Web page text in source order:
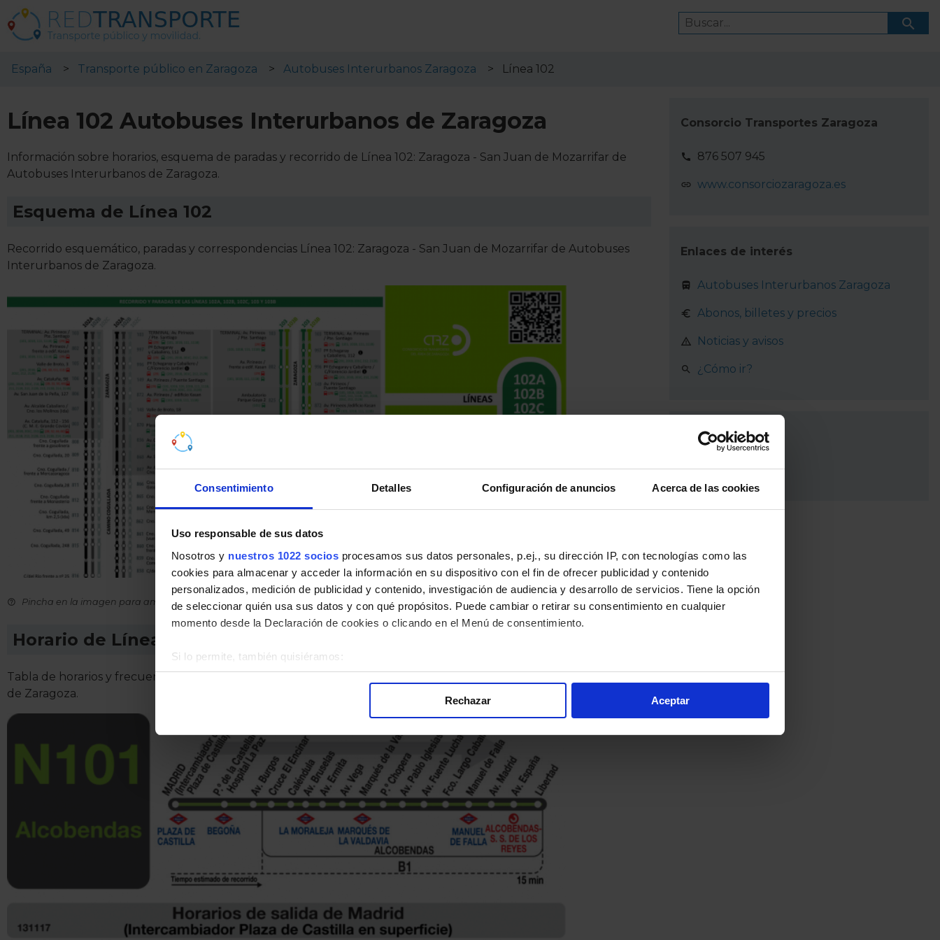
Consentimiento Detalles Configuración de anuncios Acerca de las cookies
Uso responsable de sus datos
Nosotros y nuestros 1022 socios procesamos sus datos personales, p.ej., su dirección IP, con tecnologías como las
cookies para almacenar y acceder la información en su dispositivo con el fin de ofrecer publicidad y contenido
personalizados, medición de publicidad y contenido, investigación de audiencia y desarrollo de servicios. Tiene la opción
de seleccionar quién usa sus datos y con qué propósitos. Puede cambiar o retirar su consentimiento en cualquier
momento desde la Declaración de cookies o clicando en el Menú de consentimiento.
Si lo permite, también quisiéramos:
Recopilar información sobre su ubicación geográfica que puede tener una precisión de varios metros
La publicidad digital personalizada, basada en la información recogida mediante cookies o tecnologías similares (como,
por ejemplo, la dirección IP, los identificadores de cookies o páginas visitadas), nos permite financiar nuestra actividad
para mantener activa esta página web sin coste para nuestros usuarios. Pulsando el botón
navegación aceptando la instalación de todas las cookies, ya sean nuestras o de nuestros socios, que nos permiten tanto
el seguimiento y análisis de tu comportamiento dentro del sitio web, así como desarrollar un perfil específico para
mostrarte publicidad y contenido personalizado en función del mismo. Tienes también la opción de continuar pulsando la
en cuyo caso no se instalará ninguna cookie salvo las estrictamente necesarias para el normal
funcionamiento del sitio web. En la sección
puedes consultar más información, modificar tus
Rechazar Aceptar
España Transporte público en Zaragoza Autobuses Interurbanos Zaragoza Línea 102
Línea 102 Autobuses Interurbanos de Zaragoza
Información sobre horarios, esquema de paradas y recorrido de Línea 102: Zaragoza - San Juan de Mozarrifar de
Autobuses Interurbanos de Zaragoza.
Esquema de Línea 102
Recorrido esquemático, paradas y correspondencias Línea 102: Zaragoza - San Juan de Mozarrifar de Autobuses
Interurbanos de Zaragoza.
Pincha en la imagen para ampliarla a pantalla completa.
Horario de Línea 102
Tabla de horarios y frecuencias de paso Línea 102: Zaragoza - San Juan de Mozarrifar de Autobuses Interurbanos
de Zaragoza.
Consorcio Transportes Zaragoza
876 507 945
www.consorciozaragoza.es
Enlaces de interés
Autobuses Interurbanos Zaragoza
Abonos, billetes y precios
Noticias y avisos
¿Cómo ir?
Recorrido
Zaragoza